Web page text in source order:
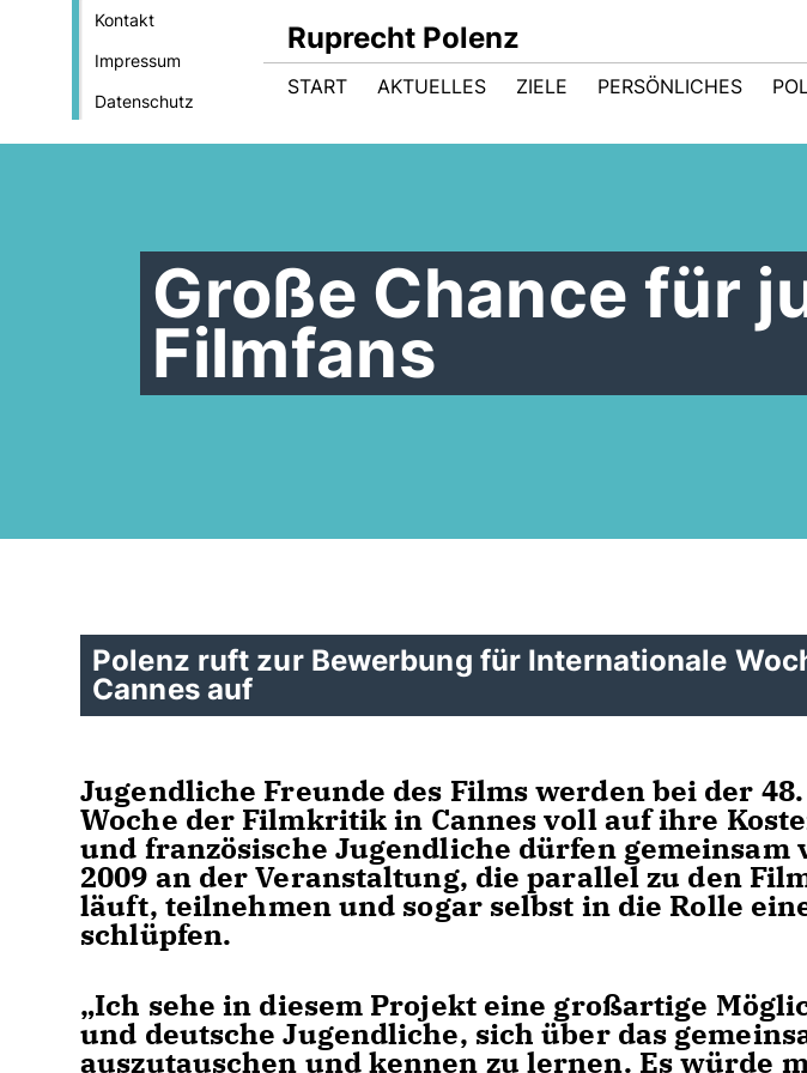
Kontakt
Impressum
Datenschutz
Ruprecht Polenz
START AKTUELLES ZIELE PERSÖNLICHES
Große Chance für
Filmfans
Polenz ruft zur Bewerbung für Internationale
Cannes auf
Jugendliche Freunde des Films werden bei der
Woche der Filmkritik in Cannes voll auf ihre
und französische Jugendliche dürfen gemeinsam
2009 an der Veranstaltung, die parallel zu den
läuft, teilnehmen und sogar selbst in die Rolle
schlüpfen.
Ich sehe in diesem Projekt eine großartige
und deutsche Jugendliche, sich über das
auszutauschen und kennen zu lernen. Es würde